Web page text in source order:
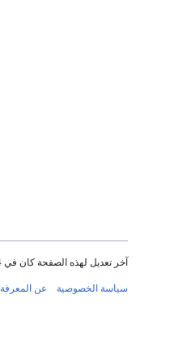
آخر تعديل لهذه الصفحة كان في 22:04, 27 يناير 2007.
سياسة الخصوصية عن المعرفة